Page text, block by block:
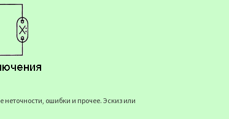
ошибки и прочее. Эскиз или